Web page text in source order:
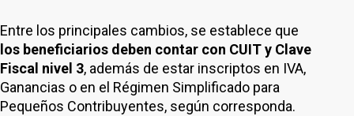
Entre los principales cambios, se establece que
los beneficiarios deben contar con CUITy Clave
Fiscal nivel 3, además de estar inscriptos en IVA,
Ganancias o en el Régimen Simplificado para
Pequeños Contribuyentes, según corresponda.